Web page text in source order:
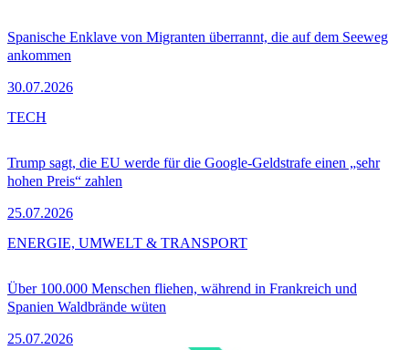
Spanische Enklave von Migranten überrannt, die auf dem Seeweg
ankommen
30.07.2026
Trump sagt, die EU werde für die Google-Geldstrafe einen „sehr
hohen Preis“ zahlen
25.07.2026
TECH
Über 100.000 Menschen fliehen, während in Frankreich und
Spanien Waldbrände wüten
25.07.2026
ENERGIE, UMWELT & TRANSPORT